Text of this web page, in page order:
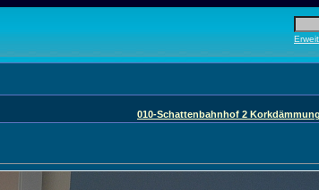
010-Schattenbahnhof 2